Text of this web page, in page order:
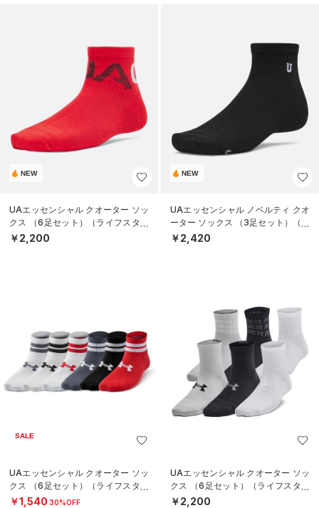
NEW
UAエッセンシャル クオーター ソッ
クス （6足セット）（ライフスタイ
ル/KIDS）
￥2,200
NEW
UAエッセンシャル ノベルティ クオ
ーター ソックス （3足セット）（ラ
イフスタイル/UNISEX）
￥2,420
SALE
UAエッセンシャル クオーター ソッ
クス （6足セット）（ライフスタイ
ル/KIDS）
￥1,540 30%OFF
UAエッセンシャル クオーター ソッ
クス （6足セット）（ライフスタイ
ル/KIDS）
￥2,200